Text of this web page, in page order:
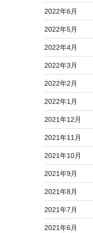
2022年6月
2022年5月
2022年4月
2022年3月
2022年2月
2022年1月
2021年12月
2021年11月
2021年10月
2021年9月
2021年8月
2021年7月
2021年6月